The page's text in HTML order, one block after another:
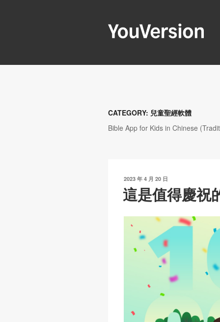
CATEGORY: 兒童聖經軟體
Bible App for Kids in Chinese
發
於
2023 年 4 月 20 日
這是值得慶祝